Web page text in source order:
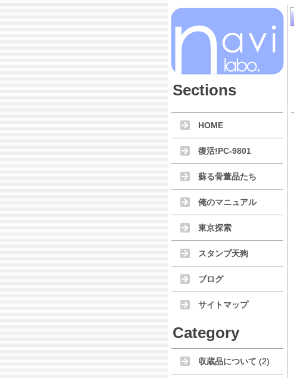
Sections
HOME
復活!PC-9801
蘇る骨董品たち
俺のマニュアル
東京探索
スタンプ天狗
ブログ
サイトマップ
Category
収蔵品について (2)